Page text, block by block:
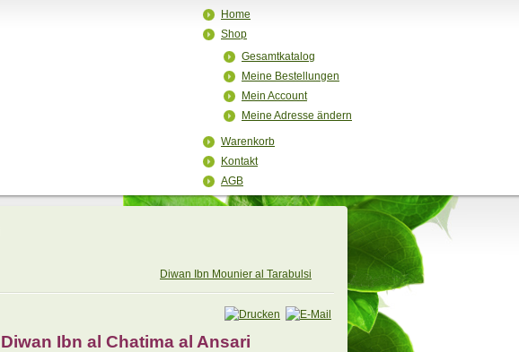
Home
Shop
Gesamtkatalog
Meine Bestellungen
Mein Account
Meine Adresse ändern
Warenkorb
Kontakt
AGB
Diwan Ibn Mounier al Tarabulsi
Diwan Ibn al Chatima al Ansari